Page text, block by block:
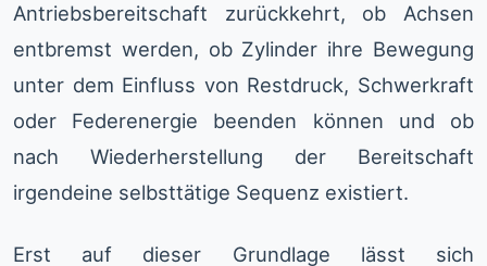
Antriebsbereitschaft zurückkehrt, ob Achsen
entbremst werden, ob Zylinder ihre Bewegung
unter dem Einfluss von Restdruck, Schwerkraft
oder Federenergie beenden können und ob
nach Wiederherstellung der Bereitschaft
irgendeine selbsttätige Sequenz existiert.
Erst auf dieser Grundlage lässt sich